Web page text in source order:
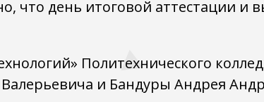
что день итоговой аттестации и
Политехнического
и Бандуры Андрея